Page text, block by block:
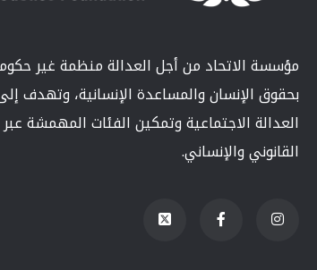
مؤسسة الاتحاد من أجل العدالة منظمة غير
بحقوق الإنسان والمساعدة الإنسانية، وتهدف
العدالة الاجتماعية وتمكين الفئات المهمشة
القانوني والإنساني.